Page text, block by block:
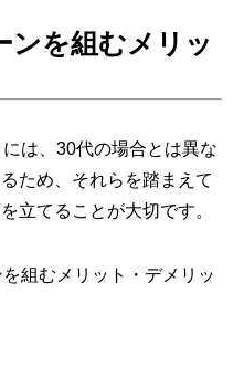
ンを組むメリッ
は、30代の場合とは異な
ため、それらを踏まえて
立てることが大切です。
組むメリット・デメリッ